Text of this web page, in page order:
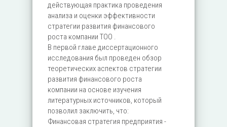
действующая практика проведения
анализа и оценки эффективности
стратегии развития финансового
роста компании ТОО .
В первой главе диссертационного
исследования был проведен обзор
теоретических аспектов стратегии
развития финансового роста
компании на основе изучения
литературных источников, который
позволил заключить, что:
Финансовая стратегия предприятия -